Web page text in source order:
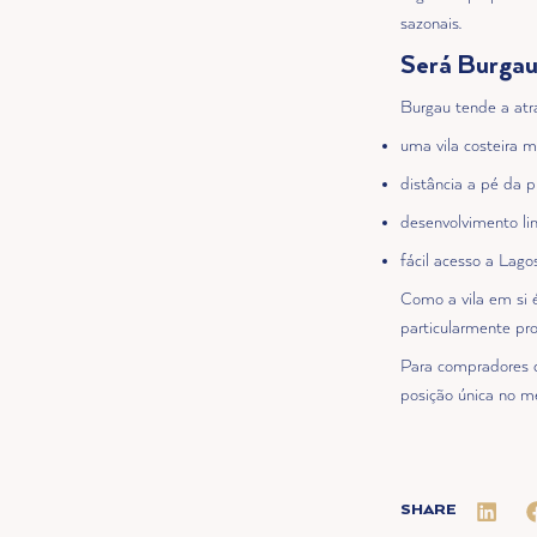
sazonais.
Será
Burgau tende a
uma vila costeira
distância a pé da
desenvolvimento
fácil acesso a
Como a vila em si
particularmente
Para
posição única no
SHARE